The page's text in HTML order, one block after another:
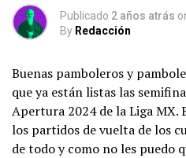
Publicado 2 años atrás
By Redacción
Buenas pamboleros y
que ya están listas las
Apertura 2024 de la Liga MX.
los partidos de vuelta de los
de todo y como no les puedo